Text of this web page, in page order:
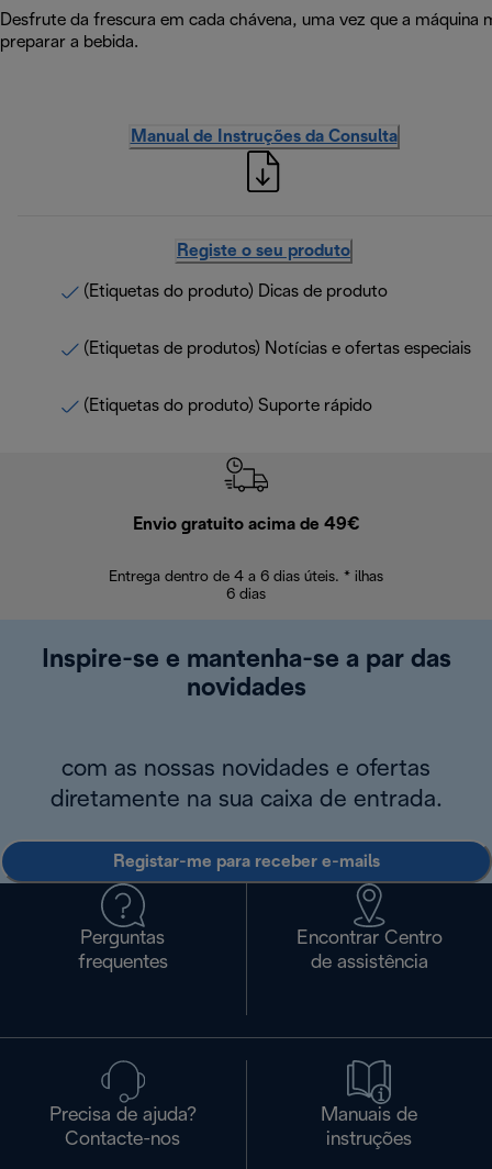
Desfrute da frescura em cada chávena, uma vez que a
preparar a bebida.
Manual de Instruções da Consulta
Registe o seu produto
(Etiquetas do produto) Dicas de produto
(Etiquetas de produtos) Notícias e ofertas especiais
(Etiquetas do produto) Suporte rápido
Envio gratuito acima de 49€
Entrega dentro de 4 a 6 dias úteis. * ilhas
6 dias
Inspire-se e mantenha-se a par das
novidades
com as nossas novidades e ofertas
diretamente na sua caixa de entrada.
Registar-me para receber e-mails
Perguntas
frequentes
Encontrar Centro
de assistência
Precisa de ajuda?
Contacte-nos
Manuais de
instruções